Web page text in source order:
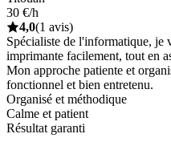
30 €/h
4,0(1 avis)
Spécialiste de l'informatique, je
imprimante facilement, tout en
Mon approche patiente et
fonctionnel et bien entretenu.
Organisé et méthodique
Calme et patient
Résultat garanti